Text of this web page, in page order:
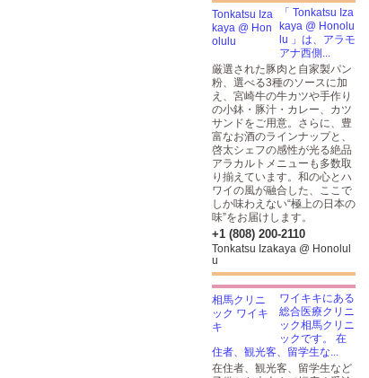
「 Tonkatsu Iza
kaya @ Honolu
lu 」は、アラモ
アナ西側...
厳選された豚肉と自家製パン
粉、選べる3種のソースに加
え、宮崎牛の牛カツや手作り
の小鉢・豚汁・カレー、カツ
サンドをご用意。さらに、豊
富なお酒のラインナップと、
啓太シェフの感性が光る絶品
アラカルトメニューも多数取
り揃えています。和の心とハ
ワイの風が融合した、ここで
しか味わえない“極上の日本の
味”をお届けします。
+1 (808) 200-2110
Tonkatsu Izakaya @ Honolul
u
ワイキキにある
総合医療クリニ
ック相馬クリニ
ックです。 在
住者、観光客、留学生な...
在住者、観光客、留学生など